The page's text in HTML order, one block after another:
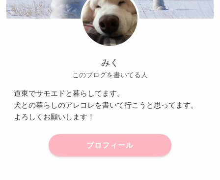
みく
このブログを書いてる人
道東でサモエドと暮らしてます。
犬との暮らしのアレコレを書いて行こうと思ってます。
よろしくお願いします！
プロフィール